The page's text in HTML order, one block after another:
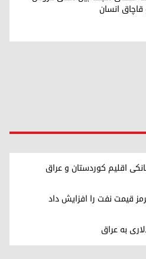
انسان
قیمت نفت را افزایش داد